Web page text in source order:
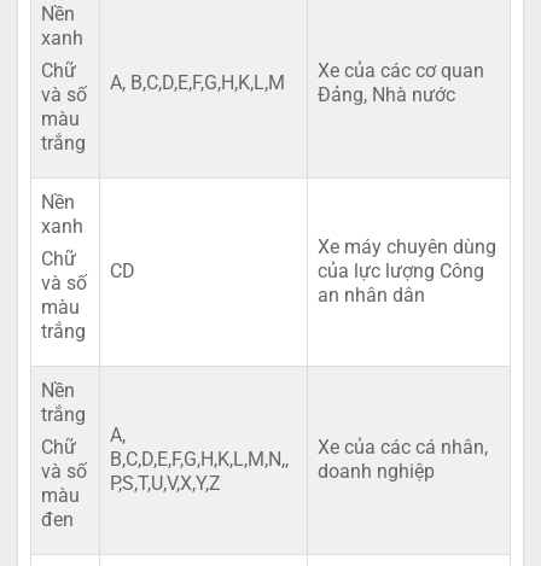
Nền
xanh
Chữ
và số
màu
trắng
A, B,C,D,E,F,G,H,K,L,M
Xe của các cơ quan
Đảng, Nhà nước
Nền
xanh
Chữ
và số
màu
trắng
CD
Xe máy chuyên dùng
của lực lượng Công
an nhân dân
Nền
trắng
Chữ
và số
màu
đen
A,
B,C,D,E,F,G,H,K,L,M,N,,
P,S,T,U,V,X,Y,Z
Xe của các cá nhân,
doanh nghiệp